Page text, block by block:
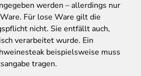
werden – allerdings nur
Für lose Ware gilt die
nicht. Sie entfällt auch,
verarbeitet wurde. Ein
beispielsweise muss
tragen.